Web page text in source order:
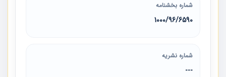
شماره بخشنامه
1000/96/6590
شماره نشریه
---